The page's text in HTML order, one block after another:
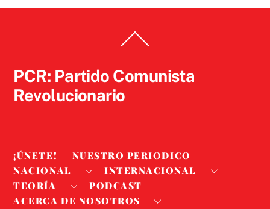
To
PCR: Partido Comunista
Revolucionario
¡ÚNETE!
NUESTRO PERIODICO
NACIONAL
INTERNACIONAL
TEORÍA
PODCAST
ACERCA DE NOSOTROS